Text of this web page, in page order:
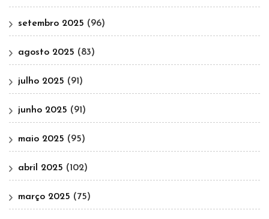
setembro 2025 (96)
agosto 2025 (83)
julho 2025 (91)
junho 2025 (91)
maio 2025 (95)
abril 2025 (102)
março 2025 (75)